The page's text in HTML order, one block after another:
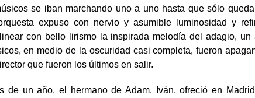
se iban marchando uno a uno hasta que sólo
expuso con nervio y asumible luminosidad y
con bello lirismo la inspirada melodía del adagio,
en medio de la oscuridad casi completa, fueron
que fueron los últimos en salir.
un año, el hermano de Adam, Iván, ofreció en